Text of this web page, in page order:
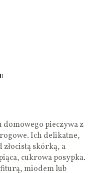
pieczywa z
Ich delikatne,
skórką, a
cukrowa posypka.
miodem lub